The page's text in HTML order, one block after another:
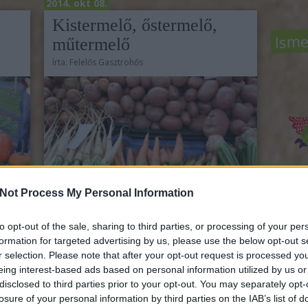
Process My Personal Information
opt-out of the sale, sharing to third parties, or processing of your
for targeted advertising by us, please use the below opt-out
selection. Please note that after your opt-out request is processed
interest-based ads based on personal information utilized by us
to third parties prior to your opt-out. You may separately
of your personal information by third parties on the IAB’s list of
2014. okt 08.
Kistermelő, őstermelő,
műtermelő
írta: Felelős Gasztrohős
Fogj kezet a termelővel! 10. rész Egy dolog
biztosan kiderült a kofák között töltött napjaink
során: a Fehérvári úti piacon elvileg érvényben
lévő szabály (alsó szinten a kereskedők, középen a
termelők, felül a vendéglátóegységek)
ellenőrzésének hiánya nem csak a…
a